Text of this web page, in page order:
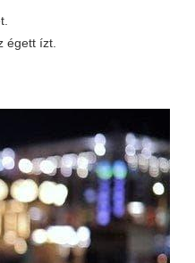
égett ízt.